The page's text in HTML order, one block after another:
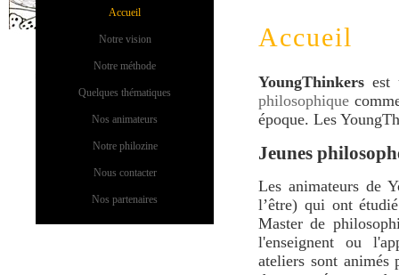
Accueil
Notre vision
Notre méthode
Quelques thématiques
Nos animateurs
Notre philozine
Nous contacter
Nos partenaires
Accueil
YoungThinkers est
philosophique
époque. Les
Jeunes
Les animateurs de
l’être) qui ont
Master de
l'enseignent ou
ateliers sont animés